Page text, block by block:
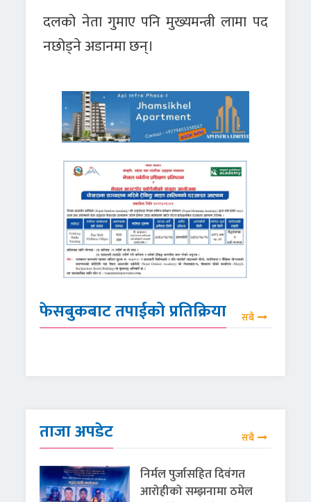
दलको नेता गुमाए पनि मुख्यमन्त्री लामा पद
नछोड्ने अडानमा छन्।
फेसबुकबाट तपाईको प्रतिक्रिया सबै
ताजा अपडेट सबै
निर्मल पुर्जासहित दिवंगत
आरोहीको सम्झनामा ठमेल